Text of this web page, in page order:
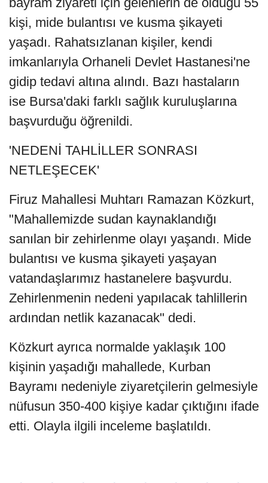
kişi, mide bulantısı ve kusma şikayeti
yaşadı. Rahatsızlanan kişiler, kendi
imkanlarıyla Orhaneli Devlet Hastanesi'ne
gidip tedavi altına alındı. Bazı hastaların
ise Bursa'daki farklı sağlık kuruluşlarına
başvurduğu öğrenildi.
'NEDENİ TAHLİLLER SONRASI
NETLEŞECEK'
Firuz Mahallesi Muhtarı Ramazan Közkurt,
"Mahallemizde sudan kaynaklandığı
sanılan bir zehirlenme olayı yaşandı. Mide
bulantısı ve kusma şikayeti yaşayan
vatandaşlarımız hastanelere başvurdu.
Zehirlenmenin nedeni yapılacak tahlillerin
ardından netlik kazanacak" dedi.
Közkurt ayrıca normalde yaklaşık 100
kişinin yaşadığı mahallede, Kurban
Bayramı nedeniyle ziyaretçilerin gelmesiyle
nüfusun 350-400 kişiye kadar çıktığını ifade
etti. Olayla ilgili inceleme başlatıldı.